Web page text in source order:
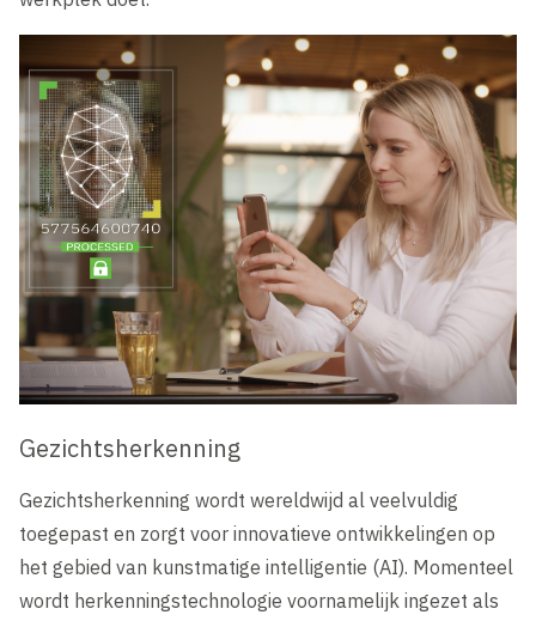
Gezichtsherkenning
Gezichtsherkenning wordt wereldwijd al veelvuldig
toegepast en zorgt voor innovatieve ontwikkelingen op
het gebied van kunstmatige intelligentie (AI). Momenteel
wordt herkenningstechnologie voornamelijk ingezet als